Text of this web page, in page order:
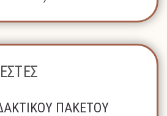
ΠΑΚΕΤΟΥ